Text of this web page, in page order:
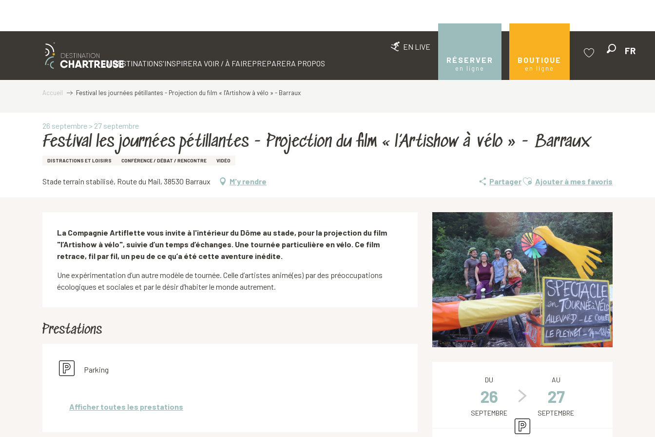
EN LIVE
RÉSERVER
en ligne
BOUTIQUE
en ligne
FR
LA DESTINATIONS'INSPIRERA VOIR / À FAIREPREPARERA PROPOS
Accueil Festival les journées pétillantes - Projection du film « l’Artishow à vélo » - Barraux
26 septembre > 27 septembre
Festival les journées pétillantes - Projection du film « l’Artishow à vélo » - Barraux
DISTRACTIONS ET LOISIRS CONFÉRENCE / DÉBAT / RENCONTRE VIDÉO
Stade terrain stabilisé, Route du Mail, 38530 Barraux M'y rendre PartagerAjouter aux favoris
Ajouter à mes favoris
Ouverture et coordonnées
DU
26
SEPTEMBRE
AU
27
SEPTEMBRE
Parking
Description
La Compagnie Artiflette vous invite à l'intérieur du Dôme au stade, pour la projection du film
"l’Artishow à vélo", suivie d’un temps d’échanges. Une tournée particulière en vélo. Ce film
retrace, fil par fil, un peu de ce qu’a été cette aventure inédite.
Une expérimentation d’un autre modèle de tournée. Celle d’artistes animé(es) par des préoccupations
écologiques et sociales et par le désir d’habiter le monde autrement.
Prestations
Parking
Afficher toutes les prestations